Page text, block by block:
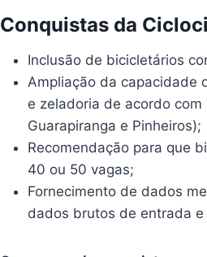
Conquistas da
Inclusão de bicicletários
Ampliação da capacidade
e zeladoria de acordo
Guarapiranga e Pinheiros);
Recomendação para que
40 ou 50 vagas;
Fornecimento de dados
dados brutos de entrada